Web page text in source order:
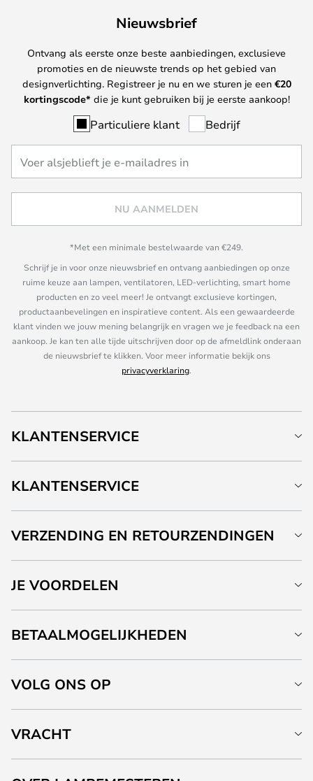
Nieuwsbrief
Ontvang als eerste onze beste aanbiedingen, exclusieve
promoties en de nieuwste trends op het gebied van
designverlichting. Registreer je nu en we sturen je een €20
kortingscode* die je kunt gebruiken bij je eerste aankoop!
Particuliere klant Bedrijf
NU AANMELDEN
*Met een minimale bestelwaarde van €249.
Schrijf je in voor onze nieuwsbrief en ontvang aanbiedingen op onze
ruime keuze aan lampen, ventilatoren, LED-verlichting, smart home
producten en zo veel meer! Je ontvangt exclusieve kortingen,
productaanbevelingen en inspiratieve content. Als een gewaardeerde
klant vinden we jouw mening belangrijk en vragen we je feedback na een
aankoop. Je kan ten alle tijde uitschrijven door op de afmeldlink onderaan
de nieuwsbrief te klikken. Voor meer informatie bekijk ons
privacyverklaring.
KLANTENSERVICE
KLANTENSERVICE
VERZENDING EN RETOURZENDINGEN
JE VOORDELEN
BETAALMOGELIJKHEDEN
VOLG ONS OP
VRACHT